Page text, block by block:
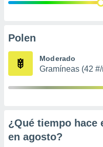
publicidad
de
Polen
Moderado
Gramíneas (42 #/
¿Qué tiempo hace
en agosto?